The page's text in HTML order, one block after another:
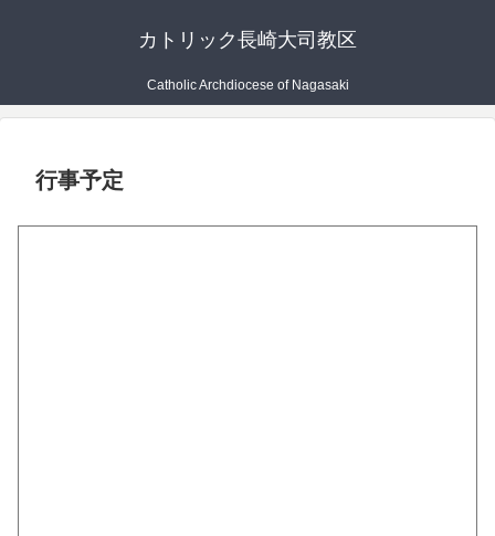
カトリック長崎大司教区
Catholic Archdiocese of Nagasaki
行事予定